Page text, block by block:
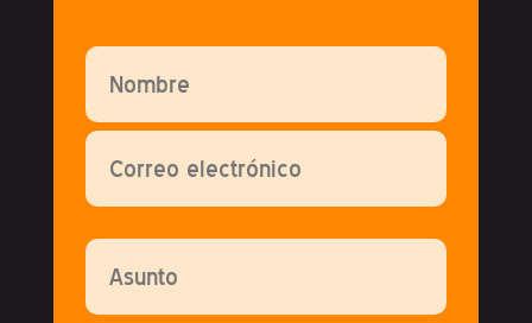
Por favor, deja este campo vacío.